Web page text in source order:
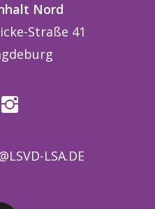
Nord
Straße 41
LSA.DE